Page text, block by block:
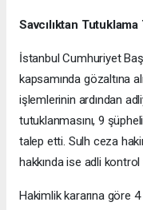
Savcılıktan Tutuklama
İstanbul Cumhuriyet
kapsamında gözaltına
işlemlerinin ardından
tutuklanmasını, 9
talep etti. Sulh ceza
hakkında ise adli
Hakimlik kararına göre